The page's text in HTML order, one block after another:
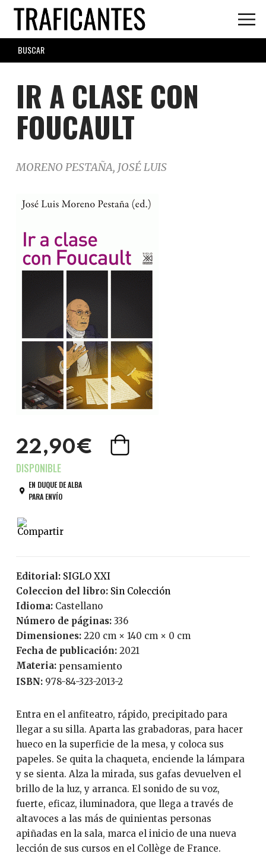
Skip
main
content
SEARCH
FORM
IR A CLASE CON
FOUCAULT
MORENO PESTAÑA, JOSÉ LUIS
22,90€
EN DUQUE DE ALBA
PARA ENVÍO
Editorial:
SIGLO XXI
Coleccion del libro:
Sin Colección
Idioma:
Castellano
Número de páginas: 336
Dimensiones: 220 cm × 140 cm × 0 cm
Fecha de publicación:
2021
Materia: pensamiento
ISBN: 978-84-323-2013-2
Entra en el anfiteatro, rápido, precipitado para
llegar a su silla. Aparta las grabadoras, para hacer
hueco en la superficie de la mesa, y coloca sus
papeles. Se quita la chaqueta, enciende la lámpara
y se sienta. Alza la mirada, sus gafas devuelven el
brillo de la luz, y arranca. El sonido de su voz,
fuerte, eficaz, iluminadora, que llega a través de
altavoces a las más de quinientas personas
apiñadas en la sala, marca el inicio de una nueva
lección de sus cursos en el Collège de France.